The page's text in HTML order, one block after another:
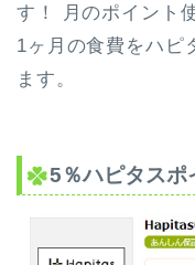
す！ 月のポイント
1ヶ月の食費をハピ
ます。
5％ハピタスポ